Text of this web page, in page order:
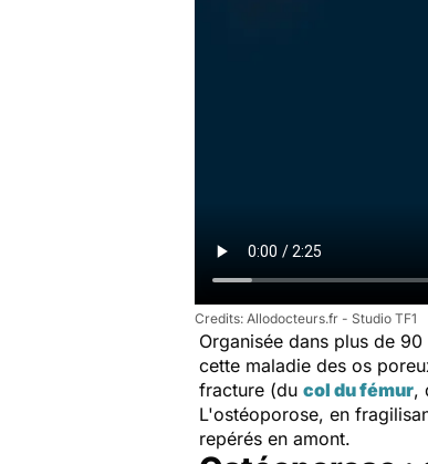
Allodocteurs.fr - Studio TF1
Organisée dans plus de
cette maladie des os
fracture (du col du fémur,
L'ostéoporose, en
repérés en amont.